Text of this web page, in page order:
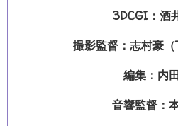
3DCGI：酒
撮影監督：志村豪（
編集：内
音響監督：